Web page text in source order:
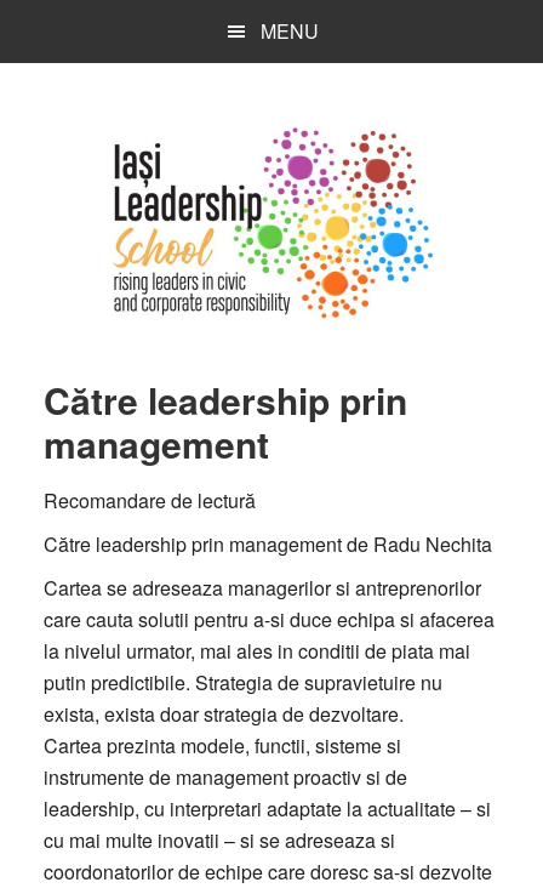
MENU
Către leadership prin
management
Recomandare de lectură
Către leadership prin management de Radu Nechita
Cartea se adreseaza managerilor si antreprenorilor
care cauta solutii pentru a-si duce echipa si afacerea
la nivelul urmator, mai ales in conditii de piata mai
putin predictibile. Strategia de supravietuire nu
exista, exista doar strategia de dezvoltare.
Cartea prezinta modele, functii, sisteme si
instrumente de management proactiv si de
leadership, cu interpretari adaptate la actualitate – si
cu mai multe inovatii – si se adreseaza si
coordonatorilor de echipe care doresc sa-si dezvolte